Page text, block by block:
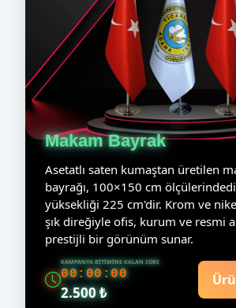
Makam Bayrak
Asetatlı saten kumaştan üretilen
bayrağı, 100×150 cm
yüksekliği 225 cm'dir. Krom ve
şık direğiyle ofis, kurum ve resmi
prestijli bir görünüm sunar.
KAMPANYA BITIMINE KALAN SÜRE
00:00:00
2.500 ₺